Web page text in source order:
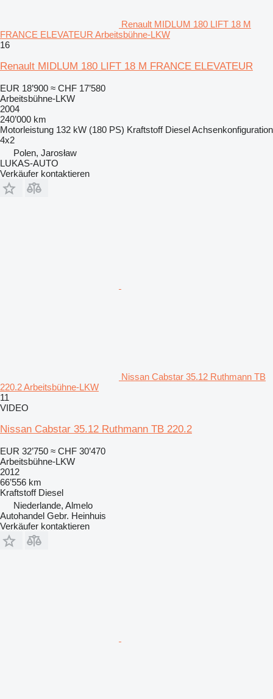
Renault MIDLUM 180 LIFT 18 M
FRANCE ELEVATEUR Arbeitsbühne-LKW
16
Renault MIDLUM 180 LIFT 18 M FRANCE ELEVATEUR
EUR 18’900 ≈ CHF 17’580
Arbeitsbühne-LKW
2004
240’000 km
Motorleistung 132 kW (180 PS) Kraftstoff DieselAchsenkonfiguration
4x2
Polen, Jarosław
LUKAS-AUTO
Verkäufer kontaktieren
Nissan Cabstar 35.12 Ruthmann TB
220.2 Arbeitsbühne-LKW
11
VIDEO
Nissan Cabstar 35.12 Ruthmann TB 220.2
EUR 32’750 ≈ CHF 30’470
Arbeitsbühne-LKW
2012
66’556 km
Kraftstoff Diesel
Niederlande, Almelo
Autohandel Gebr. Heinhuis
Verkäufer kontaktieren